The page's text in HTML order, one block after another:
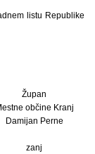
listu Republike
Župan
občine Kranj
Damijan Perne
zanj